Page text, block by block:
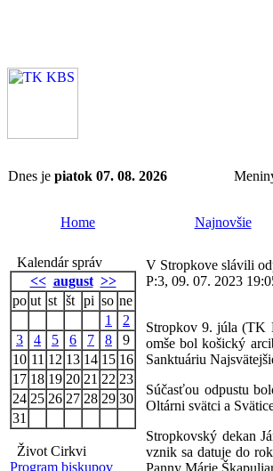
Dnes je piatok 07. 08. 2026
Home Najnovšie
Kalendár správ
<< august >>
po ut st št pi so ne
1
2
3
4 5 6 7 8
9
10 11 12 13 14 15 16
17 18 19 20 21 22 23
24 25 26 27 28 29 30
31
Život Cirkvi
Program biskupov
V Stropkove slávili
P:3, 09. 07. 2023
Stropkov 9. júla (TK
omše bol košický
Sanktuáriu
Súčasťou odpustu
Oltárni svätci a
Stropkovský dekan
vznik sa datuje do
Panny Márie